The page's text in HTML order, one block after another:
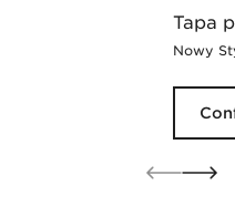
Tapa
Nowy